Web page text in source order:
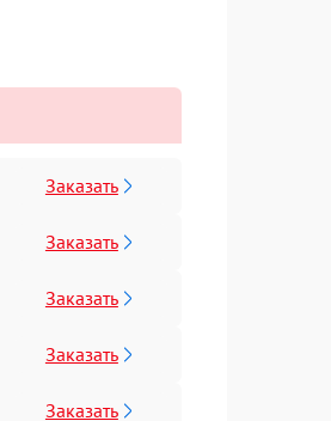
Заказать
Заказать
Заказать
Заказать
Заказать